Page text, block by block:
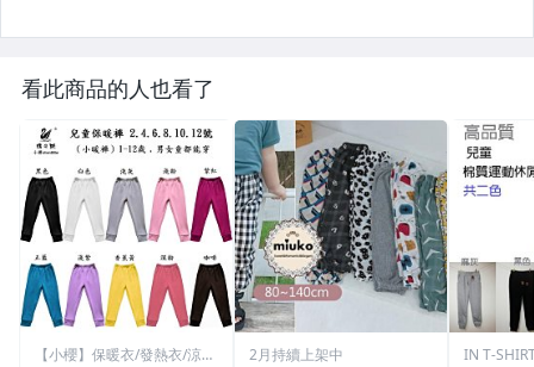
看此商品的人也看了
【小櫻】保暖衣/發熱衣/涼感 2月持續上架中 IN T-